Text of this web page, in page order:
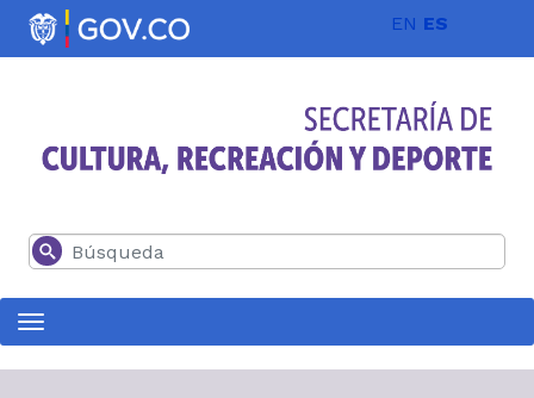
Pasar al contenido principal EN ES
Buscar